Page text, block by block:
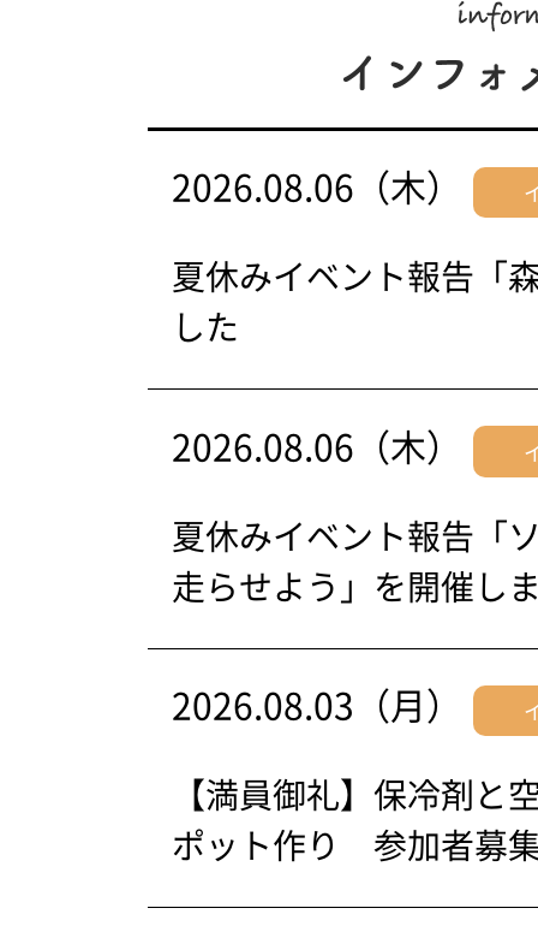
2026.08.06（木）
夏休みイベント報告「
した
2026.08.06（木）
夏休みイベント報告「
走らせよう」を開催し
2026.08.03（月）
【満員御礼】保冷剤と
ポット作り 参加者募